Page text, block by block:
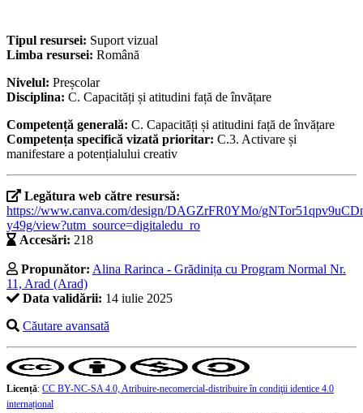
Tipul resursei: Suport vizual
Limba resursei: Română
Nivelul: Preșcolar
Disciplina: C. Capacități și atitudini față de învățare
Competență generală: C. Capacități și atitudini față de învățare
Competența specifică vizată prioritar: C.3. Activare și
manifestare a potențialului creativ
Legătura web către resursă:
https://www.canva.com/design/DAGZrFR0YMo/
y49g/view?utm_source=digitaledu_ro
Accesări: 218
Propunător: Alina Rarinca - Grădinița cu Program Normal Nr.
11, Arad (Arad)
Data validării: 14 iulie 2025
Căutare avansată
Licență: CC BY-NC-SA 4.0, Atribuire-necomercial-distribuire în condiţii identice 4.0
internațional